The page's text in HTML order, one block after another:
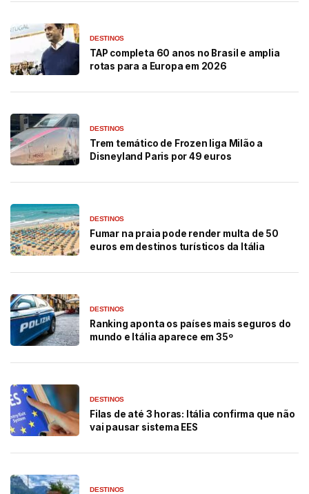
DESTINOS
TAP completa 60 anos no Brasil e amplia
rotas para a Europa em 2026
DESTINOS
Trem temático de Frozen liga Milão a
Disneyland Paris por 49 euros
DESTINOS
Fumar na praia pode render multa de 50
euros em destinos turísticos da Itália
DESTINOS
Ranking aponta os países mais seguros do
mundo e Itália aparece em 35º
DESTINOS
Filas de até 3 horas: Itália confirma que não
vai pausar sistema EES
DESTINOS